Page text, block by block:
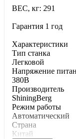
ВЕС, кг: 291
Гарантия 1 год
Характеристики
Тип станка
Легковой
Напряжение
380В
Производитель
ShiningBerg
Режим работы
Автоматический
Страна
Китай